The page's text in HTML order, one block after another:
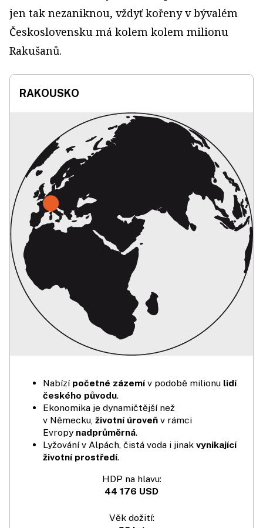
jen tak nezaniknou, vždyť kořeny v bývalém
Československu má kolem kolem milionu
Rakušanů.
RAKOUSKO
Nabízí početné zázemív podobě milionu lidí
českého původu.
Ekonomika je dynamičtější než
v Německu, životní úroveň v rámci
Evropy nadprůměrná.
Lyžování v Alpách, čistá voda i jinak vynikající
životní prostředí.
HDP na hlavu:
44 176 USD
Věk dožití: